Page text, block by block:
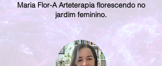
Maria Flor-A Arteterapia florescendo no
jardim feminino.